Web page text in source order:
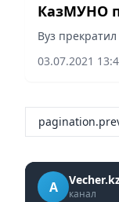
КазМУНО
Вуз
03.07.2021
A канал